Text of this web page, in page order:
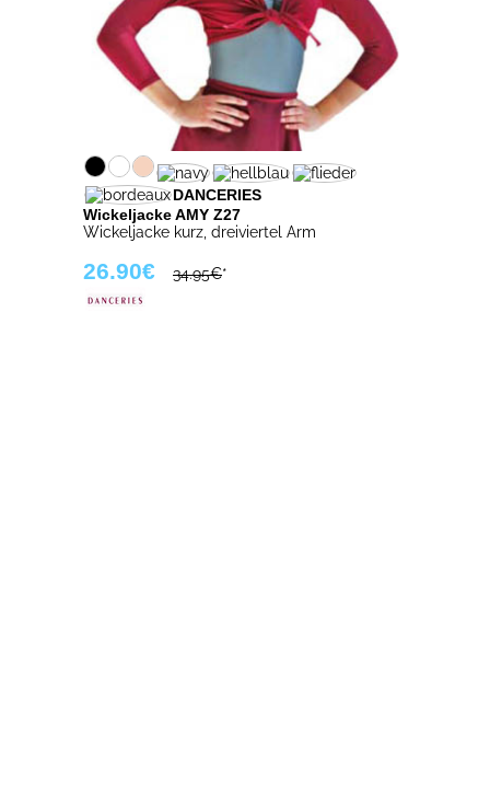
DANCERIES
Wickeljacke AMY Z27
Wickeljacke kurz, dreiviertel Arm
26.90€ 34.95€*